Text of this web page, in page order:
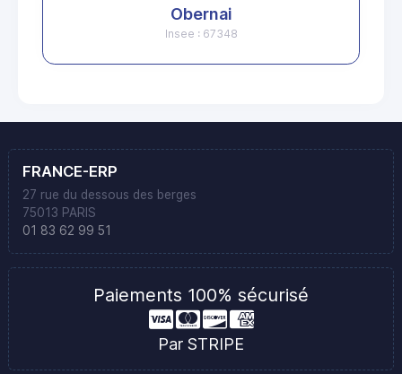
Obernai
Insee : 67348
FRANCE-ERP
27 rue du dessous des berges
75013 PARIS
01 83 62 99 51
Paiements 100% sécurisé
Par STRIPE